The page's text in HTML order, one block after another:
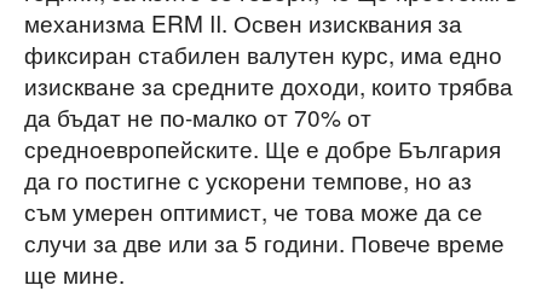
механизма ERM II. Освен изисквания за
фиксиран стабилен валутен курс, има едно
изискване за средните доходи, които трябва
да бъдат не по-малко от 70% от
средноевропейските. Ще е добре България
да го постигне с ускорени темпове, но аз
съм умерен оптимист, че това може да се
случи за две или за 5 години. Повече време
ще мине.